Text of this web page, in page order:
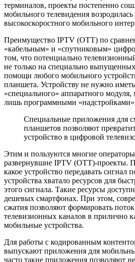
терминалов, проекты постепенно
мобильного телевидения
высокоскоростного мобильного
Преимущество IPTV (OTT) по
«кабельным» и «спутниковым»
том, что потенциально
не только на специально
помощи любого мобильного
планшета. Устройству не нужно
«специального» аппаратного
лишь программными
Специальные приложения для
планшетов позволяют
устройство в цифровой
Этим и пользуются многие операторы
развернувшие IPTV (OTT)-проекты.
какое устройство передавать сигнал
устройства хватало ресурсов для
этого сигнала. Такие ресурсы
дешевых смартфонах. При этом,
сжатия позволяют формировать
телевизионных каналов в прилично
мобильные устройства.
Для работы с кодированным
выпускают приложения для
часто такие приложения позволяют